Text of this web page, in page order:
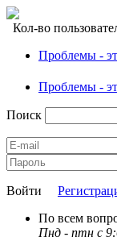
Кол-во
Проблемы -
Проблемы -
Поиск
Войти
По всем
Пнд - птн с